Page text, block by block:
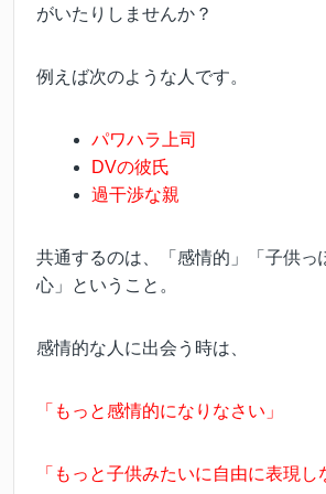
がいたりしませんか？
例えば次のような人です。
パワハラ上司
DVの彼氏
過干渉な親
共通するのは、「感情的」「子供っ
心」ということ。
感情的な人に出会う時は、
「もっと感情的になりなさい」
「もっと子供みたいに自由に表現し